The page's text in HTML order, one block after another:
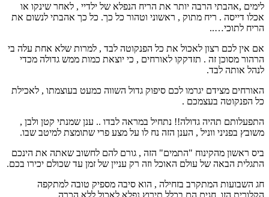
לימים ,אהבתי הרבה יותר את הריח הנפלא של ילדיי , לאחר שינקו או
אכלו דייסה . ריח מתוק , ראשוני וטהור כל כך. כל כך אהבתי לנשום את
הריח לתוכי…..
אם אין לכם רצון לאכול את כל הפנקוטה לבד , למרות שלא אחת עלה בי
הרהור מסוכן זה . תזדקקו לאורחים , כי יוצאת כמות ממש גדולה מכדי
לנהל אותה לבד.
האורחים מצידם יגרמו לכם סיפוק גדול השווה כמעט בעוצמתו , לאכילת
כל הפנקוטה בעצמכם .
התפעלותם תהיה גדולה!! נתחיל במראה לבדו .. ענן שמנתי קטן ולבן ,
משובץ בפניני ווניל , הענן הזה נח לו על מצע פרי שתומצת למיטב שבו.
ביס ראשון מהקינוח "התמים" הזה , גורם להם לחשוב שאתה את הינכם
התגלית הבאה של עולם האוכל וזה רק עניין של זמן עד שכולם יכירו בכם.
חג השבועות המתקרב בזחילה , הוא סיבה מספיק טובה למתקפה
הקלורית הזו. חגים הם בכלל תירוץ נפלא לאכול ללא הכרה .